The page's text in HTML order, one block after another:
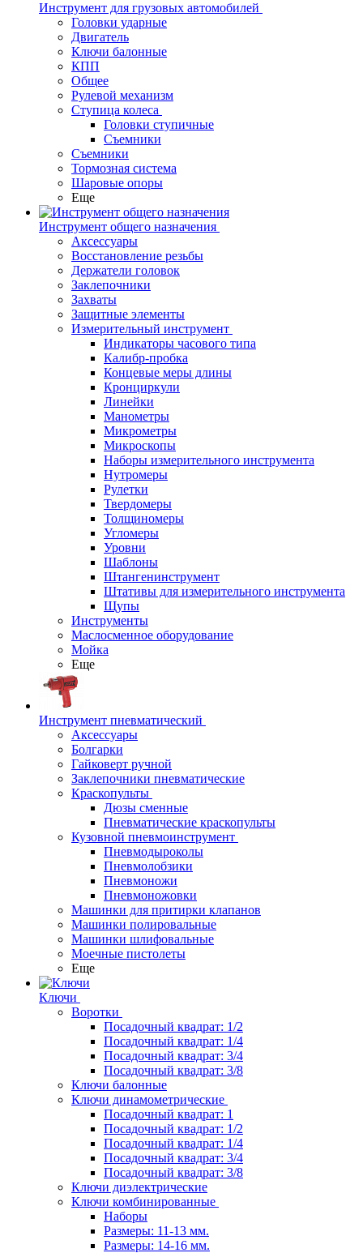
Инструмент для грузовых автомобилей
Головки ударные
Двигатель
Ключи балонные
КПП
Общее
Рулевой механизм
Ступица колеса
Головки ступичные
Съемники
Съемники
Тормозная система
Шаровые опоры
Еще
Инструмент общего назначения
Аксессуары
Восстановление резьбы
Держатели головок
Заклепочники
Захваты
Защитные элементы
Измерительный инструмент
Индикаторы часового типа
Калибр-пробка
Концевые меры длины
Кронциркули
Линейки
Манометры
Микрометры
Микроскопы
Наборы измерительного инструмента
Нутромеры
Рулетки
Твердомеры
Толщиномеры
Угломеры
Уровни
Шаблоны
Штангенинструмент
Штативы для измерительного инструмента
Щупы
Инструменты
Маслосменное оборудование
Мойка
Еще
Инструмент пневматический
Аксессуары
Болгарки
Гайковерт ручной
Заклепочники пневматические
Краскопульты
Дюзы сменные
Пневматические краскопульты
Кузовной пневмоинструмент
Пневмодыроколы
Пневмолобзики
Пневмоножи
Пневмоножовки
Машинки для притирки клапанов
Машинки полировальные
Машинки шлифовальные
Моечные пистолеты
Еще
Ключи
Воротки
Посадочный квадрат: 1/2
Посадочный квадрат: 1/4
Посадочный квадрат: 3/4
Посадочный квадрат: 3/8
Ключи балонные
Ключи динамометрические
Посадочный квадрат: 1
Посадочный квадрат: 1/2
Посадочный квадрат: 1/4
Посадочный квадрат: 3/4
Посадочный квадрат: 3/8
Ключи диэлектрические
Ключи комбинированные
Наборы
Размеры: 11-13 мм.
Размеры: 14-16 мм.